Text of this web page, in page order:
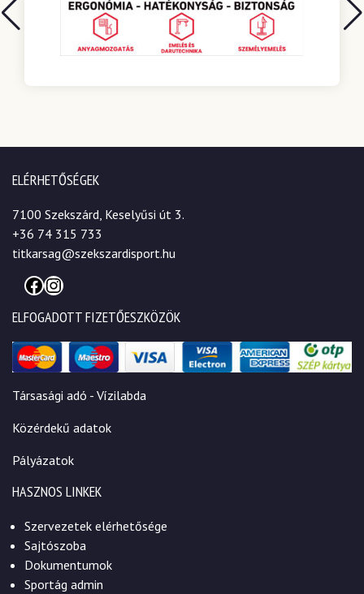
ELÉRHETŐSÉGEK
7100 Szekszárd, Keselyűsi út 3.
+36 74 315 733
titkarsag@szekszardisport.hu
Facebook
Instagram
ELFOGADOTT FIZETŐESZKÖZÖK
Társasági adó - Vízilabda
Közérdekű adatok
Pályázatok
HASZNOS LINKEK
Szervezetek elérhetősége
Sajtószoba
Dokumentumok
Sportág admin